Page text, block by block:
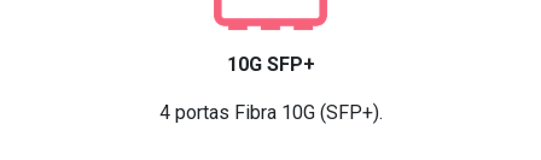
10G SFP+
4 portas Fibra 10G (SFP+).